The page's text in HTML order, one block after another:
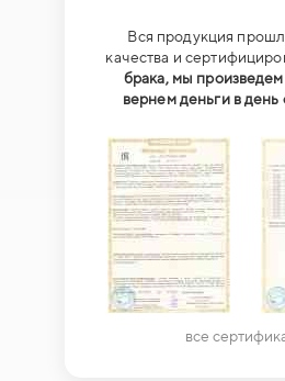
Вся продукция
качества и
брака, мы
вернем деньги в
все